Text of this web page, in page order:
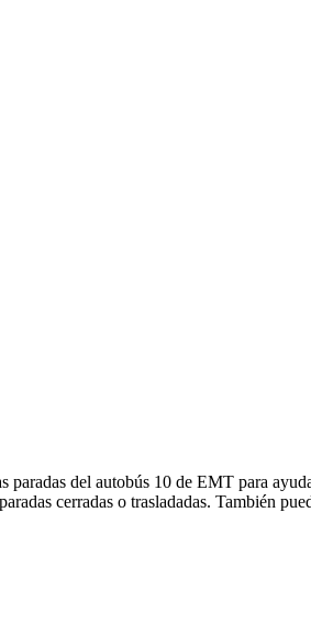
paradas del autobús 10 de EMT para
cerradas o trasladadas. También